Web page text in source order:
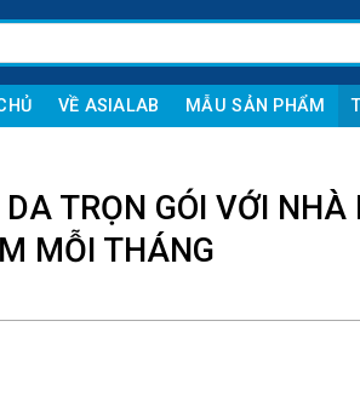
VỀ ASIALAB MẪU SẢN PHẨM
TRỌN GÓI VỚI NHÀ
MỖI THÁNG